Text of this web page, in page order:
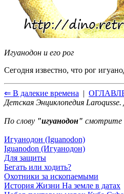
Игуанодон и его рог
Сегодня известно, что рог
⇐ В далекие времена |
Детская Энциклопедия
По слову "игуанодон"
Игуанодон (Iguanodon)
Iguanodon (Игуанодон)
Для защиты
Бегать или ходить?
Охотники за ископаемыми
История Жизни На земле в датах